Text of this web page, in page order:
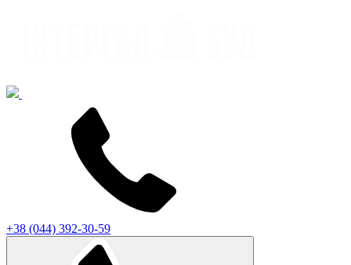
+38 (044) 392-30-59